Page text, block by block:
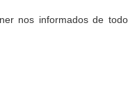
nos informados de